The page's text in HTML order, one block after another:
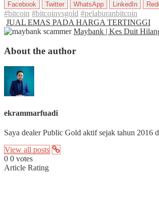
Facebook Twitter WhatsApp LinkedIn
#bitcoin #bitcoinvsgold #pelaburanbitcoin
JUAL EMAS PADA HARGA TERTINGGI
Maybank | Kes Duit
About the author
ekrammarfuadi
Saya dealer Public Gold aktif sejak tahun
View all posts
0 0 votes
Article Rating